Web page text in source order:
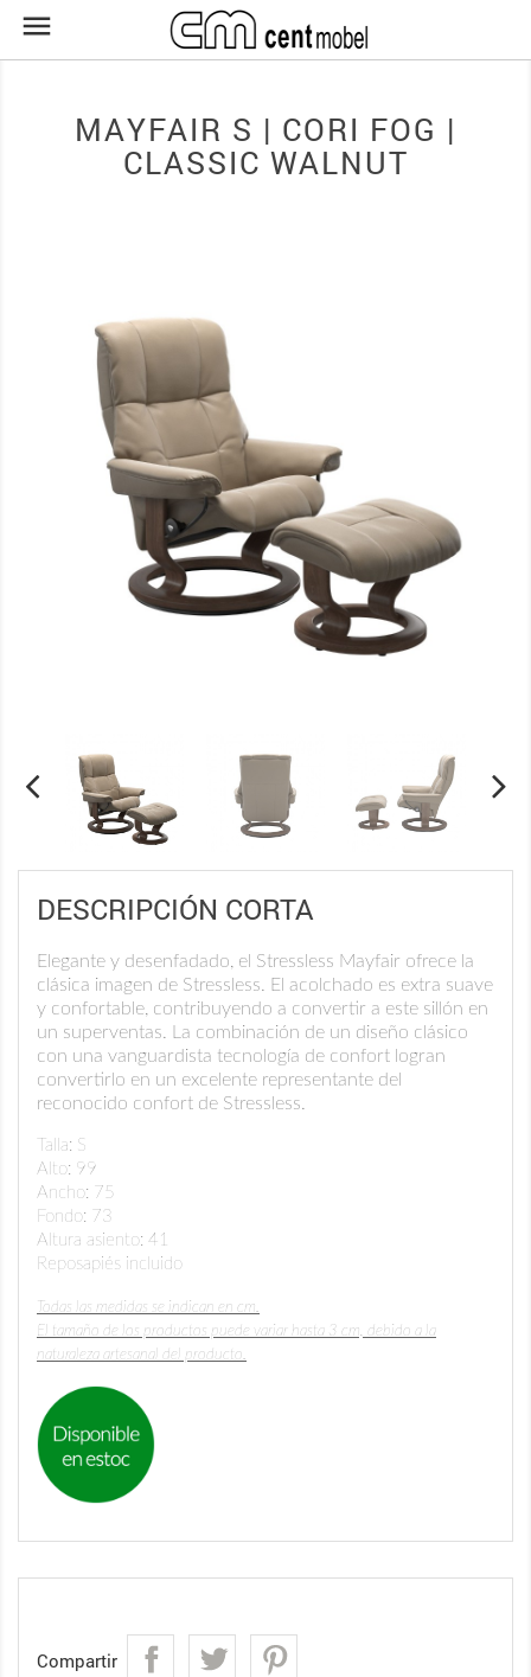

MAYFAIR S | CORI FOG |
CLASSIC WALNUT
DESCRIPCIÓN CORTA
Elegante y desenfadado, el Stressless Mayfair ofrece la
clásica imagen de Stressless. El acolchado es extra suave
y confortable, contribuyendo a convertir a este sillón en
un superventas. La combinación de un diseño clásico
con una vanguardista tecnología de confort logran
convertirlo en un excelente representante del
reconocido confort de Stressless.
Talla: S
Alto: 99
Ancho: 75
Fondo: 73
Altura asiento: 41
Reposapiés incluido
Todas las medidas se indican en cm.
El tamaño de los productos puede variar hasta 3 cm, debido a la
naturaleza artesanal del producto.
Compartir